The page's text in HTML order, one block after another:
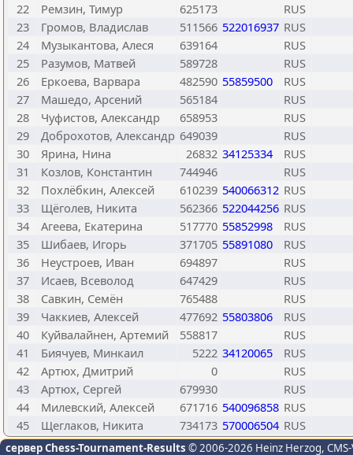
22
Ремзин, Тимур 625173
RUS
23
Громов, Владислав 511566 522016937 RUS
24
Музыкантова, Алеся 639164
RUS
25
Разумов, Матвей 589728
RUS
26
Еркоева, Варвара 482590 55859500
RUS
27
Машедо, Арсений 565184
RUS
28
Чуфистов, Александр 658953
RUS
29
Доброхотов, Александр 649039
RUS
30
Ярина, Нина 26832 34125334
RUS
31
Козлов, Константин 744946
RUS
32
Похлёбкин, Алексей 610239 540066312 RUS
33
Щёголев, Никита 562366 522044256 RUS
34
Агеева, Екатерина 517770 55852998
RUS
35
Шибаев, Игорь 371705 55891080
RUS
36
Неустроев, Иван 694897
RUS
37
Исаев, Всеволод 647429
RUS
38
Савкин, Семён 765488
RUS
39
Чаккиев, Алексей 477692 55803806
RUS
40
Куйвалайнен, Артемий 558817
RUS
41
Биячуев, Минкаил 5222 34120065
RUS
42
Артюх, Дмитрий 0
RUS
43
Артюх, Сергей 679930
RUS
44
Милевский, Алексей 671716 540096858 RUS
45
Щеглаков, Никита 734173 570006504 RUS
сервер Chess-Tournament-Results © 2006-2026 Heinz Herzog,